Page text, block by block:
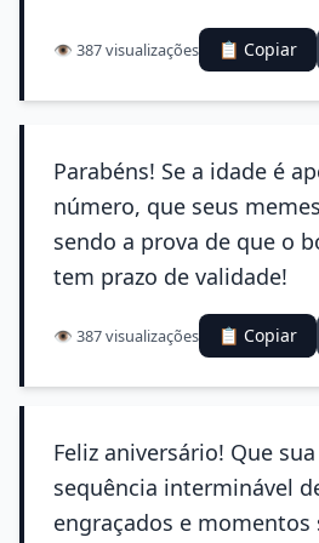
👁️ 387 visualizações 📋 Copiar
Parabéns! Se a idade é
número, que seus
sendo a prova de que o
tem prazo de validade!
👁️ 387 visualizações 📋 Copiar
Feliz aniversário! Que
sequência interminável
engraçados e momentos